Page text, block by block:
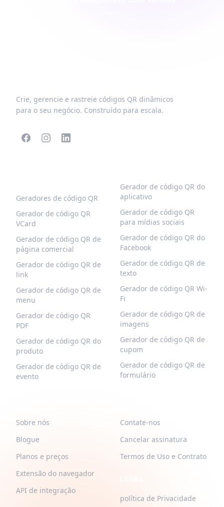
Crie, gerencie e rastreie códigos QR dinâmicos
para o seu negócio. Construído para escala.
Geradores de código QR
Gerador de código QR
VCard
Gerador de código QR de
página comercial
Gerador de código QR de
link
Gerador de código QR de
menu
Gerador de código QR
PDF
Gerador de código QR do
produto
Gerador de código QR de
evento
Gerador de código QR do
aplicativo
Gerador de código QR
para mídias sociais
Gerador de código QR do
Facebook
Gerador de código QR de
texto
Gerador de código QR Wi-
Fi
Gerador de código QR de
imagens
Gerador de código QR de
cupom
Gerador de código QR de
formulário
Sobre nós
Blogue
Planos e preços
Extensão do navegador
API de integração
Contate-nos
Cancelar assinatura
Termos de Uso e Contrato
política de Privacidade